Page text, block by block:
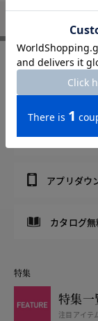
FOLLOW US
メルマガ
LINEお友
アプリダウ
カタログ
特集
特集一
注目アイテ